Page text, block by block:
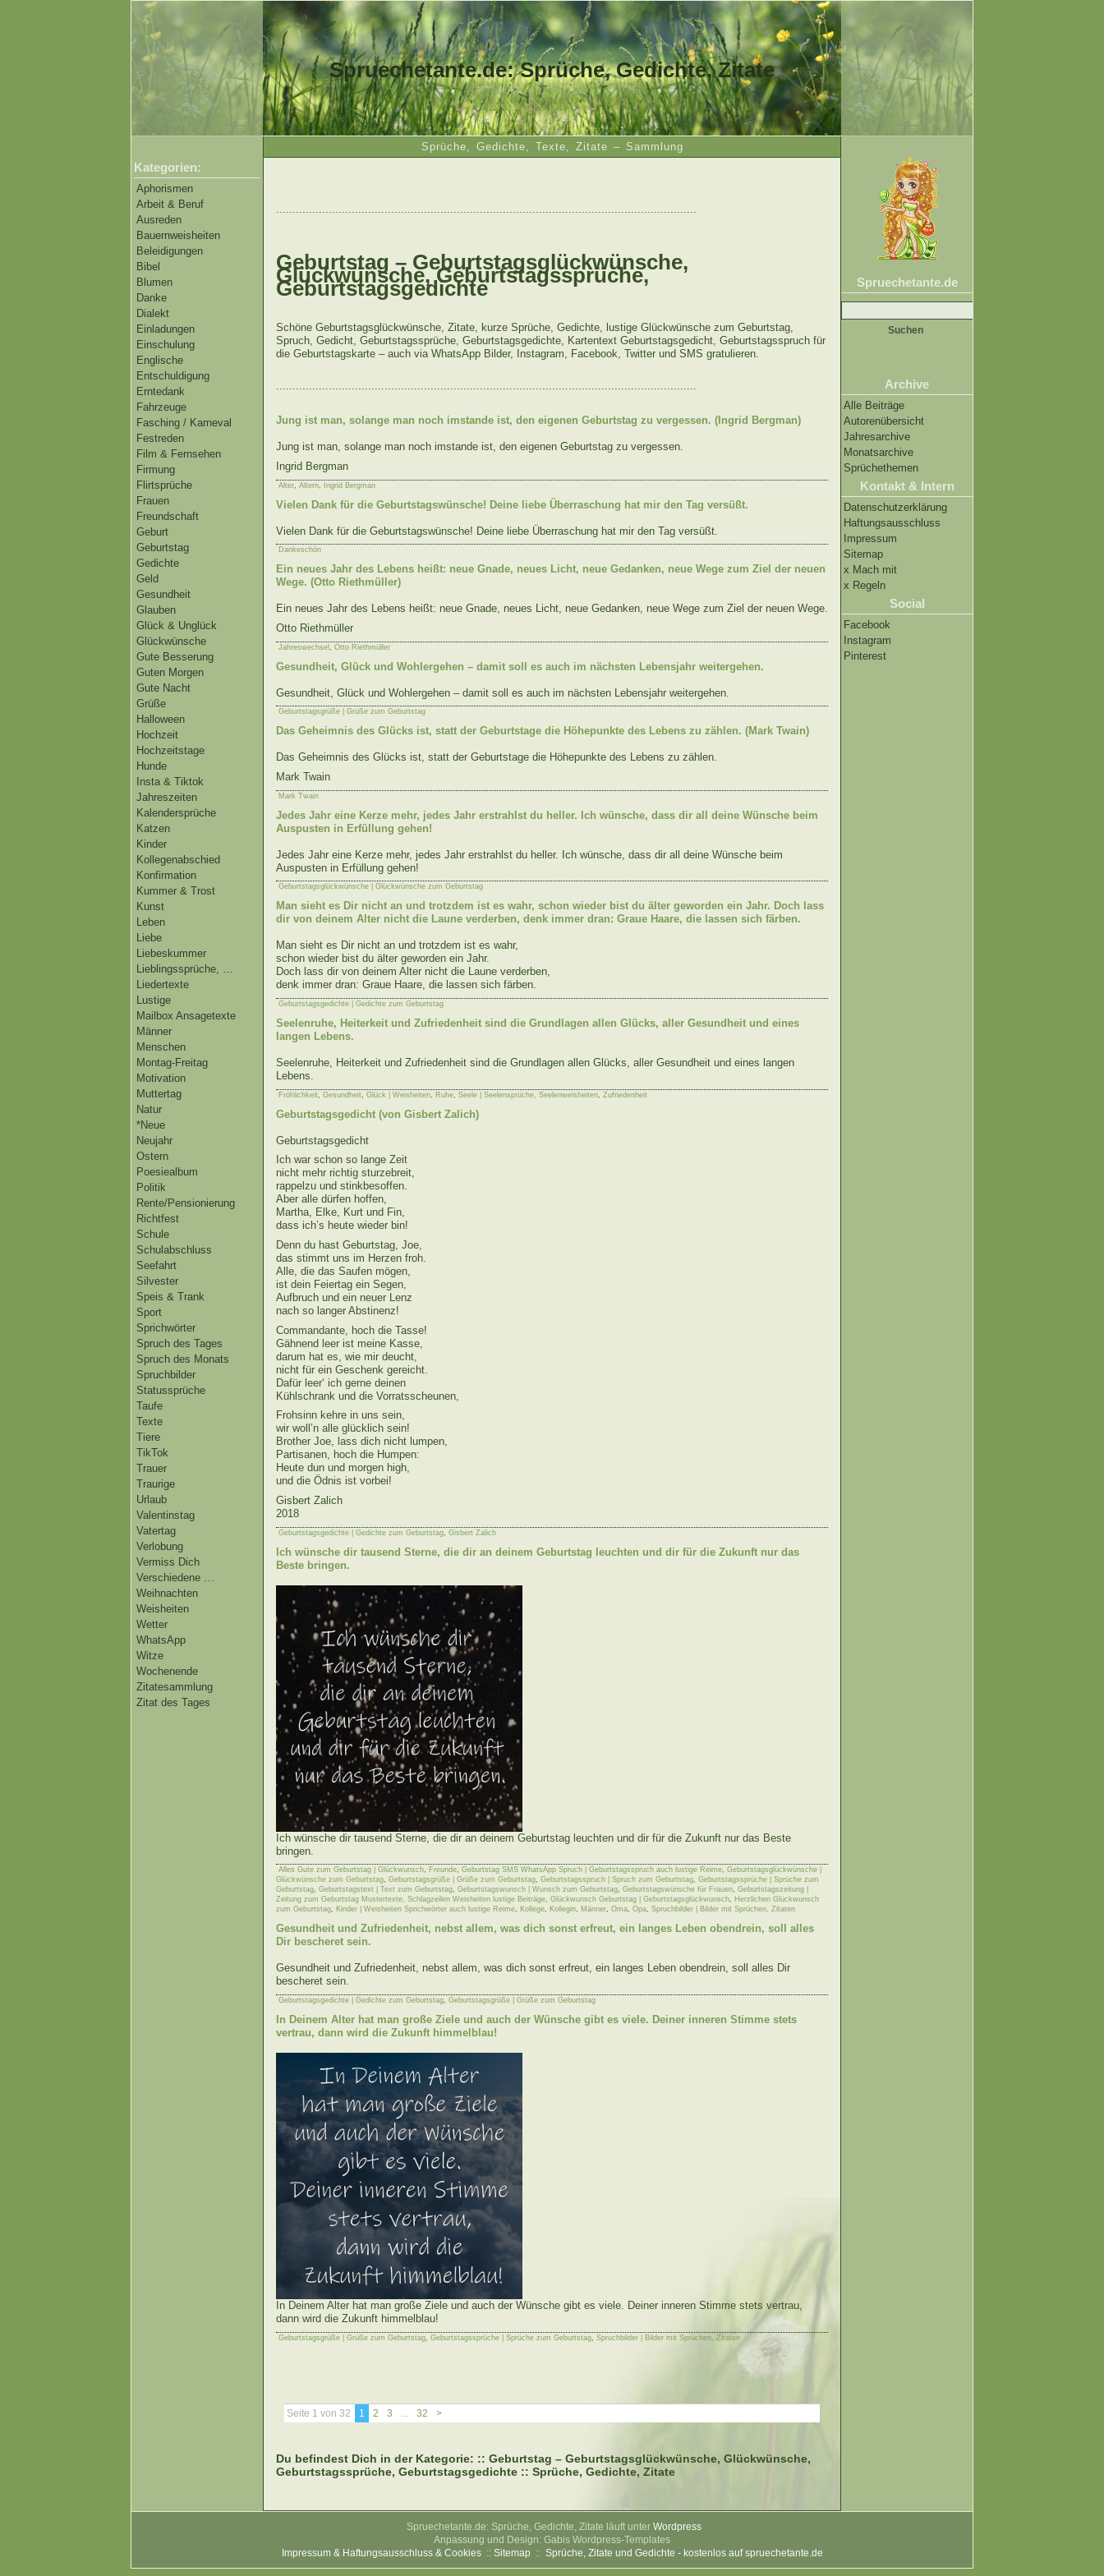
Spruechetante.de: Sprüche, Gedichte, Zitate
Sprüche, Gedichte, Texte, Zitate – Sammlung
Kategorien:
Aphorismen
Arbeit & Beruf
Ausreden
Bauernweisheiten
Beleidigungen
Bibel
Blumen
Danke
Dialekt
Einladungen
Einschulung
Englische
Entschuldigung
Erntedank
Fahrzeuge
Fasching / Karneval
Festreden
Film & Fernsehen
Firmung
Flirtsprüche
Frauen
Freundschaft
Geburt
Geburtstag
Gedichte
Geld
Gesundheit
Glauben
Glück & Unglück
Glückwünsche
Gute Besserung
Guten Morgen
Gute Nacht
Grüße
Halloween
Hochzeit
Hochzeitstage
Hunde
Insta & Tiktok
Jahreszeiten
Kalendersprüche
Katzen
Kinder
Kollegenabschied
Konfirmation
Kummer & Trost
Kunst
Leben
Liebe
Liebeskummer
Lieblingssprüche, …
Liedertexte
Lustige
Mailbox Ansagetexte
Männer
Menschen
Montag-Freitag
Motivation
Muttertag
Natur
*Neue
Neujahr
Ostern
Poesiealbum
Politik
Rente/Pensionierung
Richtfest
Schule
Schulabschluss
Seefahrt
Silvester
Speis & Trank
Sport
Sprichwörter
Spruch des Tages
Spruch des Monats
Spruchbilder
Statussprüche
Taufe
Texte
Tiere
TikTok
Trauer
Traurige
Urlaub
Valentinstag
Vatertag
Verlobung
Vermiss Dich
Verschiedene …
Weihnachten
Weisheiten
Wetter
WhatsApp
Witze
Wochenende
Zitatesammlung
Zitat des Tages
Spruechetante.de
Suche
nach:
Archive
Alle Beiträge
Autorenübersicht
Jahresarchive
Monatsarchive
Sprüchethemen
Kontakt & Intern
Datenschutzerklärung
Haftungsausschluss
Impressum
Sitemap
x Mach mit
x Regeln
Social
Facebook
Instagram
Pinterest
Geburtstag – Geburtstagsglückwünsche,
Glückwünsche, Geburtstagssprüche,
Geburtstagsgedichte
Schöne Geburtstagsglückwünsche, Zitate, kurze Sprüche, Gedichte, lustige Glückwünsche zum Geburtstag,
Spruch, Gedicht, Geburtstagssprüche, Geburtstagsgedichte, Kartentext Geburtstagsgedicht, Geburtstagsspruch für
die Geburtstagskarte – auch via WhatsApp Bilder, Instagram, Facebook, Twitter und SMS gratulieren.
................................................................................................................................
Jung ist man, solange man noch imstande ist, den eigenen Geburtstag zu vergessen. (Ingrid Bergman)
Jung ist man, solange man noch imstande ist, den eigenen Geburtstag zu vergessen.
Ingrid Bergman
Alter Altern Ingrid Bergman
Vielen Dank für die Geburtstagswünsche! Deine liebe Überraschung hat mir den Tag versüßt.
Vielen Dank für die Geburtstagswünsche! Deine liebe Überraschung hat mir den Tag versüßt.
Dankeschön
Ein neues Jahr des Lebens heißt: neue Gnade, neues Licht, neue Gedanken, neue Wege zum Ziel der neuen
Wege. (Otto Riethmüller)
Ein neues Jahr des Lebens heißt: neue Gnade, neues Licht, neue Gedanken, neue Wege zum Ziel der neuen Wege.
Otto Riethmüller
Jahreswechsel Otto Riethmüller
Gesundheit, Glück und Wohlergehen – damit soll es auch im nächsten Lebensjahr weitergehen.
Gesundheit, Glück und Wohlergehen – damit soll es auch im nächsten Lebensjahr weitergehen.
Geburtstagsgrüße | Grüße zum Geburtstag
Das Geheimnis des Glücks ist, statt der Geburtstage die Höhepunkte des Lebens zu zählen. (Mark Twain)
Das Geheimnis des Glücks ist, statt der Geburtstage die Höhepunkte des Lebens zu zählen.
Mark Twain
Mark Twain
Jedes Jahr eine Kerze mehr, jedes Jahr erstrahlst du heller. Ich wünsche, dass dir all deine Wünsche beim
Auspusten in Erfüllung gehen!
Jedes Jahr eine Kerze mehr, jedes Jahr erstrahlst du heller. Ich wünsche, dass dir all deine Wünsche beim
Auspusten in Erfüllung gehen!
Geburtstagsglückwünsche | Glückwünsche zum Geburtstag
Man sieht es Dir nicht an und trotzdem ist es wahr, schon wieder bist du älter geworden ein Jahr. Doch lass
dir von deinem Alter nicht die Laune verderben, denk immer dran: Graue Haare, die lassen sich färben.
Man sieht es Dir nicht an und trotzdem ist es wahr,
schon wieder bist du älter geworden ein Jahr.
Doch lass dir von deinem Alter nicht die Laune verderben,
denk immer dran: Graue Haare, die lassen sich färben.
Geburtstagsgedichte | Gedichte zum Geburtstag
Seelenruhe, Heiterkeit und Zufriedenheit sind die Grundlagen allen Glücks, aller Gesundheit und eines
langen Lebens.
Seelenruhe, Heiterkeit und Zufriedenheit sind die Grundlagen allen Glücks, aller Gesundheit und eines langen
Lebens.
Fröhlichkeit Gesundheit Glück | Weisheiten Ruhe Seele | Seelensprüche, Seelenweisheiten Zufriedenheit
Geburtstagsgedicht (von Gisbert Zalich)
Geburtstagsgedicht
Ich war schon so lange Zeit
nicht mehr richtig sturzebreit,
rappelzu und stinkbesoffen.
Aber alle dürfen hoffen,
Martha, Elke, Kurt und Fin,
dass ich’s heute wieder bin!
Denn du hast Geburtstag, Joe,
das stimmt uns im Herzen froh.
Alle, die das Saufen mögen,
ist dein Feiertag ein Segen,
Aufbruch und ein neuer Lenz
nach so langer Abstinenz!
Commandante, hoch die Tasse!
Gähnend leer ist meine Kasse,
darum hat es, wie mir deucht,
nicht für ein Geschenk gereicht.
Dafür leer‘ ich gerne deinen
Kühlschrank und die Vorratsscheunen,
Frohsinn kehre in uns sein,
wir woll’n alle glücklich sein!
Brother Joe, lass dich nicht lumpen,
Partisanen, hoch die Humpen:
Heute dun und morgen high,
und die Ödnis ist vorbei!
Gisbert Zalich
2018
Geburtstagsgedichte | Gedichte zum Geburtstag Gisbert Zalich
Ich wünsche dir tausend Sterne, die dir an deinem Geburtstag leuchten und dir für die Zukunft nur das
Beste bringen.
Ich wünsche dir tausend Sterne, die dir an deinem Geburtstag leuchten und dir für die Zukunft nur das Beste
bringen.
Alles Gute zum Geburtstag | Glückwunsch, Freunde, Geburtstag SMS WhatsApp Spruch | Geburtstagsspruch auch lustige Reime, Geburtstagsglückwünsche |
Glückwünsche zum Geburtstag, Geburtstagsgrüße | Grüße zum Geburtstag, Geburtstagsspruch | Spruch zum Geburtstag, Geburtstagssprüche | Sprüche zum
Geburtstag, Geburtstagstext | Text zum Geburtstag, Geburtstagswunsch | Wunsch zum Geburtstag, Geburtstagswünsche für Frauen, Geburtstagszeitung |
Zeitung zum Geburtstag Mustertexte, Schlagzeilen Weisheiten lustige Beiträge, Glückwunsch Geburtstag | Geburtstagsglückwunsch, Herzlichen Glückwunsch
zum Geburtstag, Kinder | Weisheiten Sprichwörter auch lustige Reime, Kollege, Kollegin, Männer, Oma, Opa, Spruchbilder | Bilder mit Sprüchen, Zitaten
Gesundheit und Zufriedenheit, nebst allem, was dich sonst erfreut, ein langes Leben obendrein, soll alles
Dir bescheret sein.
Gesundheit und Zufriedenheit, nebst allem, was dich sonst erfreut, ein langes Leben obendrein, soll alles Dir
bescheret sein.
Geburtstagsgedichte | Gedichte zum Geburtstag, Geburtstagsgrüße | Grüße zum Geburtstag
In Deinem Alter hat man große Ziele und auch der Wünsche gibt es viele. Deiner inneren Stimme stets
vertrau, dann wird die Zukunft himmelblau!
In Deinem Alter hat man große Ziele und auch der Wünsche gibt es viele. Deiner inneren Stimme stets vertrau,
dann wird die Zukunft himmelblau!
Geburtstagsgrüße | Grüße zum Geburtstag Geburtstagssprüche | Sprüche zum Geburtstag Spruchbilder | Bilder mit Sprüchen, Zitaten
Seite 1 von 32 1 2 3 32 >
Du befindest Dich in der Kategorie: :: Geburtstag – Geburtstagsglückwünsche, Glückwünsche,
Geburtstagssprüche, Geburtstagsgedichte :: Sprüche, Gedichte, Zitate
Spruechetante.de: Sprüche, Gedichte, Zitate läuft unter Wordpress
Anpassung und Design: Gabis Wordpress-Templates
Impressum & Haftungsausschluss & Cookies:: Sitemap :: Sprüche, Zitate und Gedichte - kostenlos auf spruechetante.de